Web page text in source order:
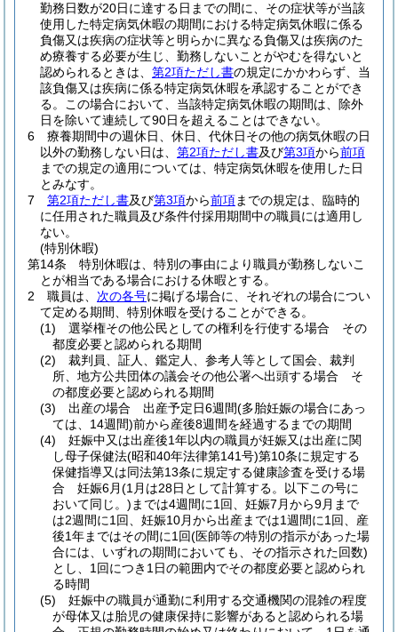
勤務日数が20日に達する日までの間に、その症状等が当該
使用した特定病気休暇の期間における特定病気休暇に係る
負傷又は疾病の症状等と明らかに異なる負傷又は疾病のた
め療養する必要が生じ、勤務しないことがやむを得ないと
認められるときは、 第2項ただし書の規定にかかわらず、当
該負傷又は疾病に係る特定病気休暇を承認することができ
る。
この場合において、当該特定病気休暇の期間は、除外
日を除いて連続して90日を超えることはできない。
6
療養期間中の週休日、休日、代休日その他の病気休暇の日
以外の勤務しない日は、 第2項ただし書及び第3項から前項
までの規定の適用については、特定病気休暇を使用した日
とみなす。
7
第2項ただし書及び第3項から前項までの規定は、臨時的
に任用された職員及び条件付採用期間中の職員には適用し
ない。
(特別休暇)
第14条
特別休暇は、特別の事由により職員が勤務しないこ
とが相当である場合における休暇とする。
2
職員は、 次の各号に掲げる場合に、それぞれの場合につい
て定める期間、特別休暇を受けることができる。
(1)
選挙権その他公民としての権利を行使する場合 その
都度必要と認められる期間
(2)
裁判員、証人、鑑定人、参考人等として国会、裁判
所、地方公共団体の議会その他公署へ出頭する場合 そ
の都度必要と認められる期間
(3)
出産の場合 出産予定日6週間(多胎妊娠の場合にあっ
ては、14週間)前から産後8週間を経過するまでの期間
(4)
妊娠中又は出産後1年以内の職員が妊娠又は出産に関
し母子保健法(昭和40年法律第141号)第10条に規定する
保健指導又は同法第13条に規定する健康診査を受ける場
合 妊娠6月(1月は28日として計算する。以下この号に
おいて同じ。) までは4週間に1回、妊娠7月から9月まで
は2週間に1回、妊娠10月から出産までは1週間に1回、産
後1年まではその間に1回(医師等の特別の指示があった場
合には、いずれの期間においても、その指示された回数)
とし、1回につき1日の範囲内でその都度必要と認められ
る時間
(5)
妊娠中の職員が通勤に利用する交通機関の混雑の程度
が母体又は胎児の健康保持に影響があると認められる場